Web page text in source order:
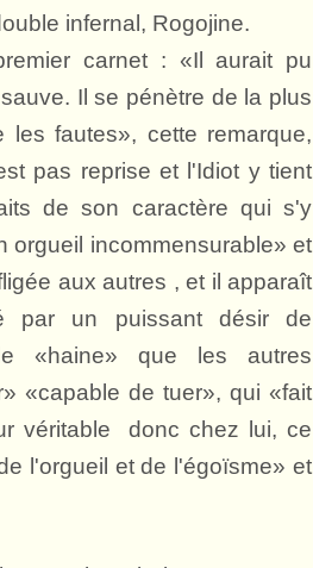
infernal, Rogojine.
carnet : «Il aurait pu
Il se pénètre de la plus
les fautes», cette remarque,
pas reprise et l'Idiot y tient
de son caractère qui s'y
orgueil incommensurable» et
aux autres , et il apparaît
par un puissant désir de
«haine» que les autres
«capable de tuer», qui «fait
véritable donc chez lui, ce
l'orgueil et de l'égoïsme» et